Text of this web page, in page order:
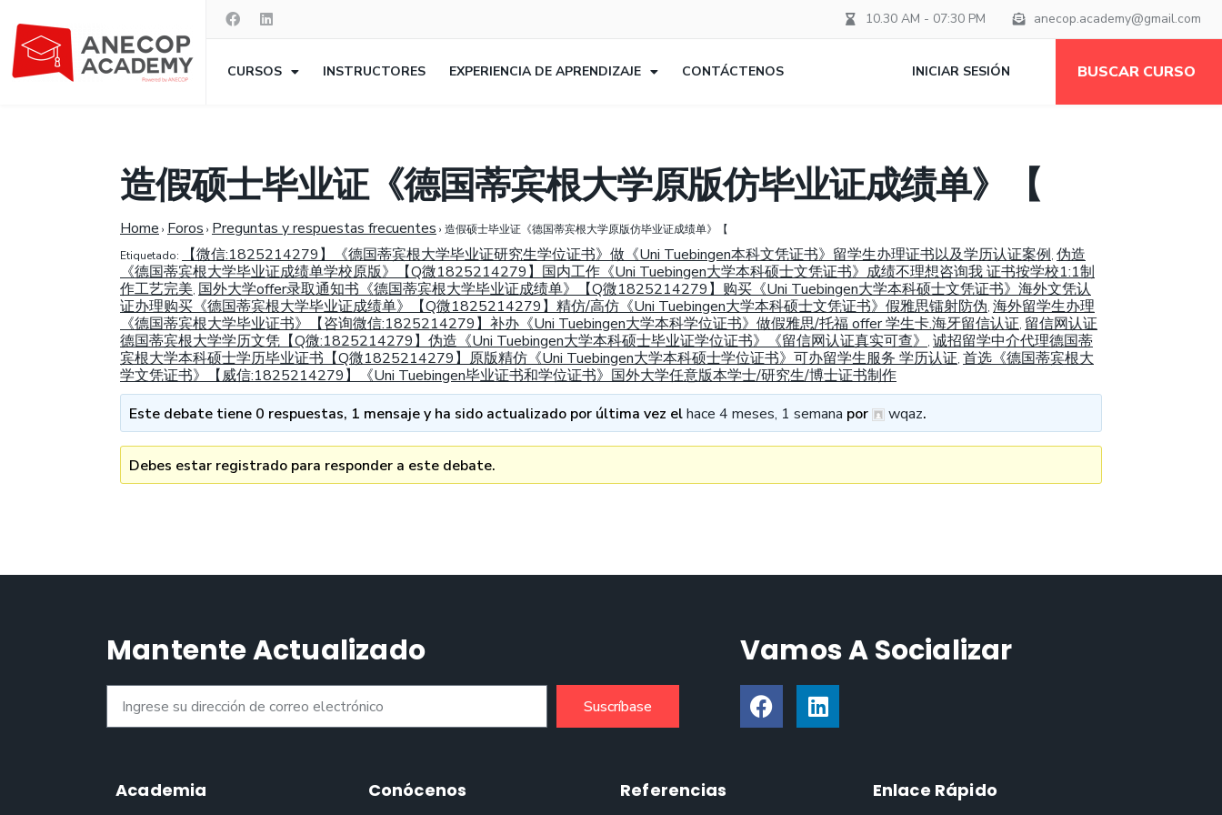
10.30 AM - 07:30 PM anecop.academy@gmail.com
CURSOS INSTRUCTORES EXPERIENCIA DE APRENDIZAJE CONTÁCTENOS INICIAR SESIÓN BUSCAR CURSO
造假硕士毕业证《德国蒂宾根大学原版仿毕业证成绩单》【
Home › Foros › Preguntas y respuestas frecuentes › 造假硕士毕业证《德国蒂宾根大学原版仿毕业证成绩单》【
Etiquetado:
【微信:1825214279】《德国蒂宾根大学毕业证研究生学位证书》做《Uni Tuebingen本科文凭证书》留学生办理证书以及学历认证案例, 伪造
《德国蒂宾根大学毕业证成绩单学校原版》【Q微1825214279】国内工作《Uni Tuebingen大学本科硕士文凭证书》成绩不理想咨询我 证书按学校1:1制
作工艺完美, 国外大学offer录取通知书《德国蒂宾根大学毕业证成绩单》【Q微1825214279】购买《Uni Tuebingen大学本科硕士文凭证书》海外文凭认
证办理购买《德国蒂宾根大学毕业证成绩单》【Q微1825214279】精仿/高仿《Uni Tuebingen大学本科硕士文凭证书》假雅思镭射防伪, 海外留学生办理
《德国蒂宾根大学毕业证书》【咨询微信:1825214279】补办《Uni Tuebingen大学本科学位证书》做假雅思/托福 offer 学生卡.海牙留信认证, 留信网认证
德国蒂宾根大学学历文凭【Q微:1825214279】伪造《Uni Tuebingen大学本科硕士毕业证学位证书》《留信网认证真实可查》
, 诚招留学中介代理德国蒂
宾根大学本科硕士学历毕业证书【Q微1825214279】原版精仿《Uni Tuebingen大学本科硕士学位证书》可办留学生服务 学历认证, 首选《德国蒂宾根大
学文凭证书》【威信:1825214279】《Uni Tuebingen毕业证书和学位证书》国外大学任意版本学士/研究生/博士证书制作
Este debate tiene 0 respuestas, 1 mensaje y ha sido actualizado por última vez elhace 4 meses, 1 semana por wqaz.
Debes estar registrado para responder a este debate.
Mantente Actualizado
Suscríbase
Vamos A Socializar
Academia Conócenos Referencias Enlace Rápido